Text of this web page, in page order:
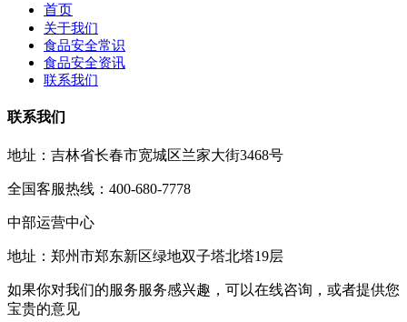
首页
关于我们
食品安全常识
食品安全资讯
联系我们
联系我们
地址：吉林省长春市宽城区兰家大街3468号
全国客服热线：400-680-7778
中部运营中心
地址：郑州市郑东新区绿地双子塔北塔19层
如果你对我们的服务服务感兴趣，可以在线咨询，或者提供您
宝贵的意见